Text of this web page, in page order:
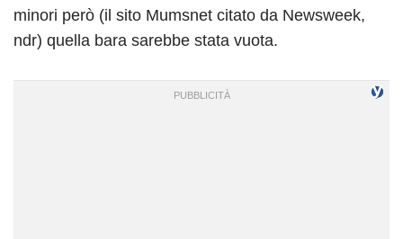
minori però (il sito Mumsnet citato da Newsweek,
ndr) quella bara sarebbe stata vuota.